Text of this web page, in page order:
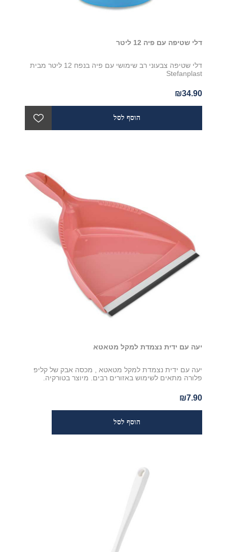
דלי שטיפה עם פיה 12 ליטר
דלי שטיפה צבעוני רב שימושי עם פיה בנפח 12 ליטר מבית
Stefanplast
₪34.90
יעה עם ידית נצמדת למקל מטאטא
יעה עם ידית נצמדת למקל מטאטא , מכסה אבק של קליפ
פלורה מתאים לשימוש באזורים רבים. מיוצר בטורקיה.
₪7.90